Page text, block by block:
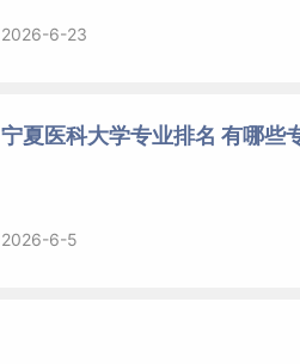
2026-6-23
宁夏医科大学专业排名 有哪些
2026-6-5